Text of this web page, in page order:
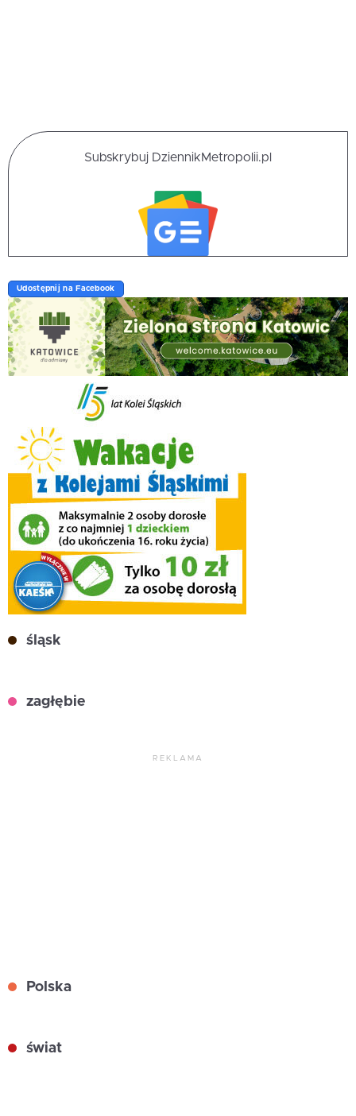
Subskrybuj DziennikMetropolii.pl
Udostępnij na Facebook
śląsk
zagłębie
REKLAMA
Polska
świat